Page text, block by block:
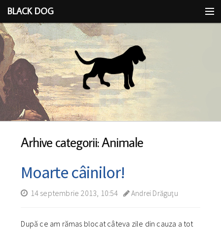
BLACK DOG
IDEEA
CU LIMBA SCOASĂ
Arhive categorii: Animale
Moarte câinilor!
14 septembrie 2013, 10:54 Andrei Drăguţu
După ce am rămas blocat câteva zile din cauza a tot